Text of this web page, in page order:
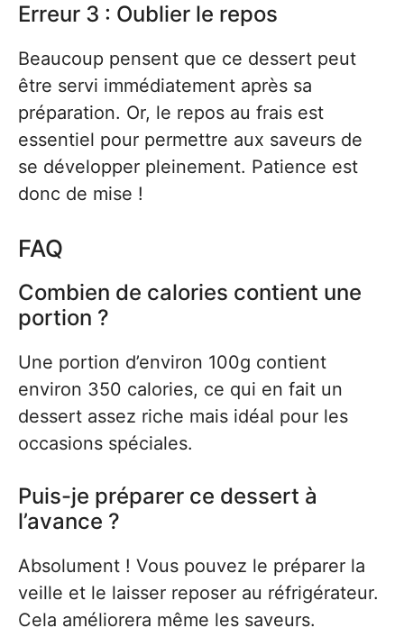
Erreur 3 : Oublier le repos
Beaucoup pensent que ce dessert peut
être servi immédiatement après sa
préparation. Or, le repos au frais est
essentiel pour permettre aux saveurs de
se développer pleinement. Patience est
donc de mise !
FAQ
Combien de calories contient une
portion ?
Une portion d’environ 100g contient
environ 350 calories, ce qui en fait un
dessert assez riche mais idéal pour les
occasions spéciales.
Puis-je préparer ce dessert à
l’avance ?
Absolument ! Vous pouvez le préparer la
veille et le laisser reposer au réfrigérateur.
Cela améliorera même les saveurs.